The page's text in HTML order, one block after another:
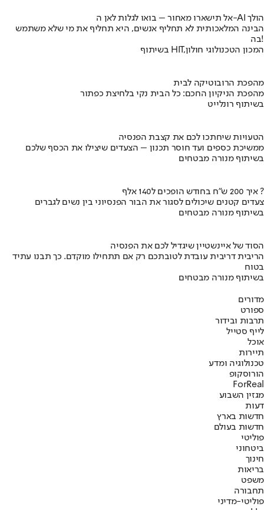
אל תישארו מאחור – בואו לגלות לאן ה-AI הולך
הבינה המלאכותית לא תחליף אנשים, היא תחליף את מי שלא משתמש
בה!
בשיתוף HIT,המכון הטכנולוגי חולון
מהפכת הרובוטיקה לבית
מהפכת הניקיון החכם: כל הבית נקי בלחיצת כפתור
בשיתוף רונלייט
הטעויות שיחתכו לכם את קצבת הפנסיה
ממשיכת כספים ועד חוסר תכנון – הצעדים שיצילו את הכסף שלכם
בשיתוף מנורה מבטחים
איך 200 ש"ח בחודש הופכים ל140 אלף ?
צעדים קטנים שיכולים לסגור את הבור הפנסיוני בין נשים לגברים
בשיתוף מנורה מבטחים
הסוד של איינשטיין שיגדיל לכם את הפנסיה
הריבית דריבית עובדת לטובתכם רק אם תתחילו מוקדם. כך תבנו עתיד
בטוח
בשיתוף מנורה מבטחים
מדורים
ספורט
תרבות ובידור
לייף סטייל
אוכל
תיירות
טכנולוגיה ומדע
הורוסקופ
ForReal
מגזין השבוע
דעות
חדשות בארץ
חדשות בעולם
פוליטי
ביטחוני
חינוך
בריאות
משפט
תחבורה
פוליטי-מדיני